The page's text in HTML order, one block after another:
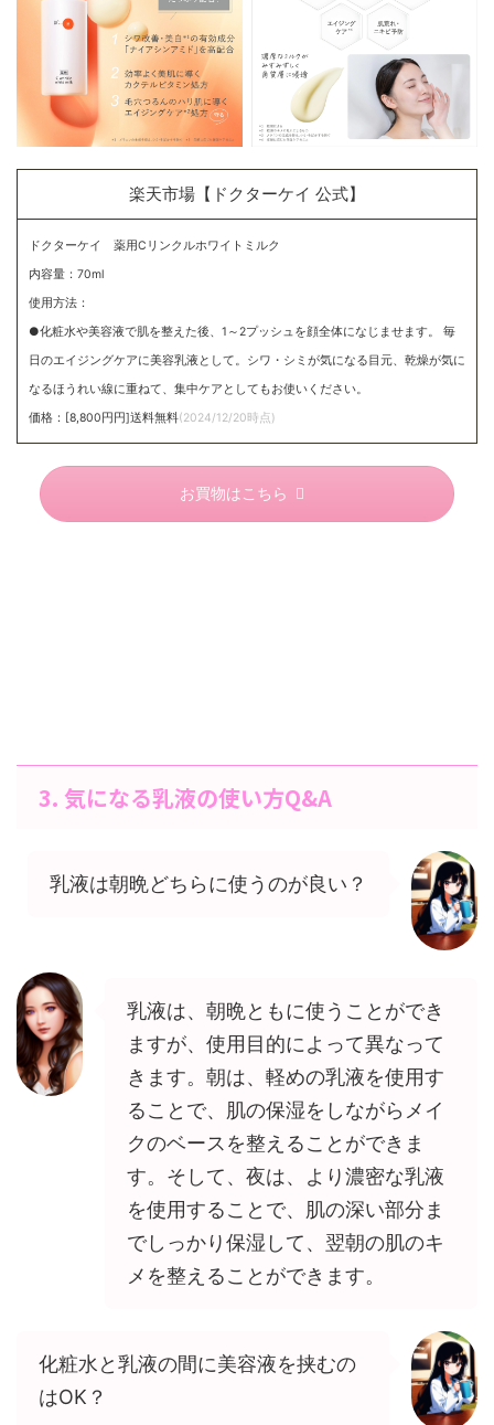
楽天市場【ドクターケイ 公式】
ドクターケイ 薬用Cリンクルホワイトミルク
内容量：70ml
使用方法：
●化粧水や美容液で肌を整えた後、1～2プッシュを顔全体になじませます。 毎
日のエイジングケアに美容乳液として。シワ・シミが気になる目元、乾燥が気に
なるほうれい線に重ねて、集中ケアとしてもお使いください。
価格：[8,800円円]送料無料(2024/12/20時点)
お買物はこちら
3. 気になる乳液の使い方Q&A
乳液は朝晩どちらに使うのが良い？
乳液は、朝晩ともに使うことができ
ますが、使用目的によって異なって
きます。朝は、軽めの乳液を使用す
ることで、肌の保湿をしながらメイ
クのベースを整えることができま
す。そして、夜は、より濃密な乳液
を使用することで、肌の深い部分ま
でしっかり保湿して、翌朝の肌のキ
メを整えることができます。
化粧水と乳液の間に美容液を挟むの
はOK？